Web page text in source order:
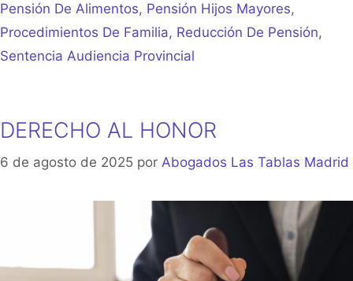
Pensión De Alimentos, Pensión Hijos Mayores,
Procedimientos De Familia, Reducción De Pensión,
Sentencia Audiencia Provincial
DERECHO AL HONOR
6 de agosto de 2025 por Abogados Las Tablas Madrid